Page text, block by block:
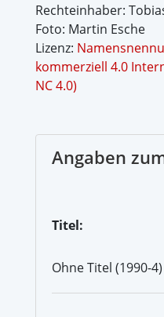
Rechteinhaber:
Foto: Martin Esche
Lizenz:
kommerziell 4.0
NC 4.0)
Angaben
Titel:
Ohne Titel (1990-4)